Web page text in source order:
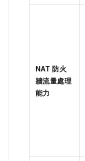
NAT 防火
牆流量處理
能力